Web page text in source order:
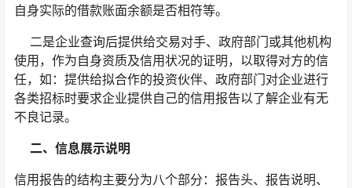
自身实际的借款账面余额是否相符等。
二是企业查询后提供给交易对手、政府部门或其他机构
使用，作为自身资质及信用状况的证明，以取得对方的信
任，如：提供给拟合作的投资伙伴、政府部门对企业进行
各类招标时要求企业提供自己的信用报告以了解企业有无
不良记录。
二、信息展示说明
信用报告的结构主要分为八个部分：报告头、报告说明、